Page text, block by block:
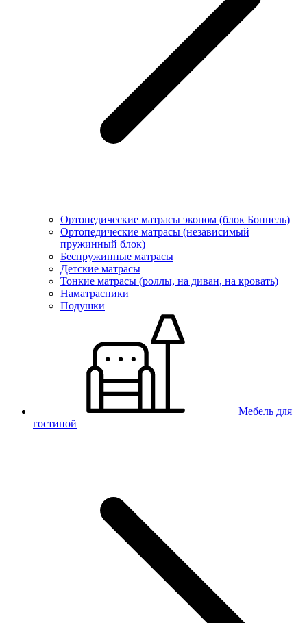
Ортопедические матрасы эконом (блок Боннель)
Ортопедические матрасы (независимый
пружинный блок)
Беcпружинные матрасы
Детские матрасы
Тонкие матрасы (роллы, на диван, на кровать)
Наматрасники
Подушки
Мебель для
гостиной